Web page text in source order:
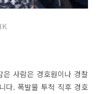
사람은 경호원이나 경찰
다. 폭발물 투척 직후 경호